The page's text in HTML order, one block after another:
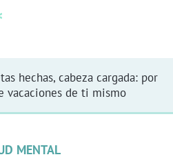
hechas, cabeza cargada: por
vacaciones de ti mismo
MENTAL